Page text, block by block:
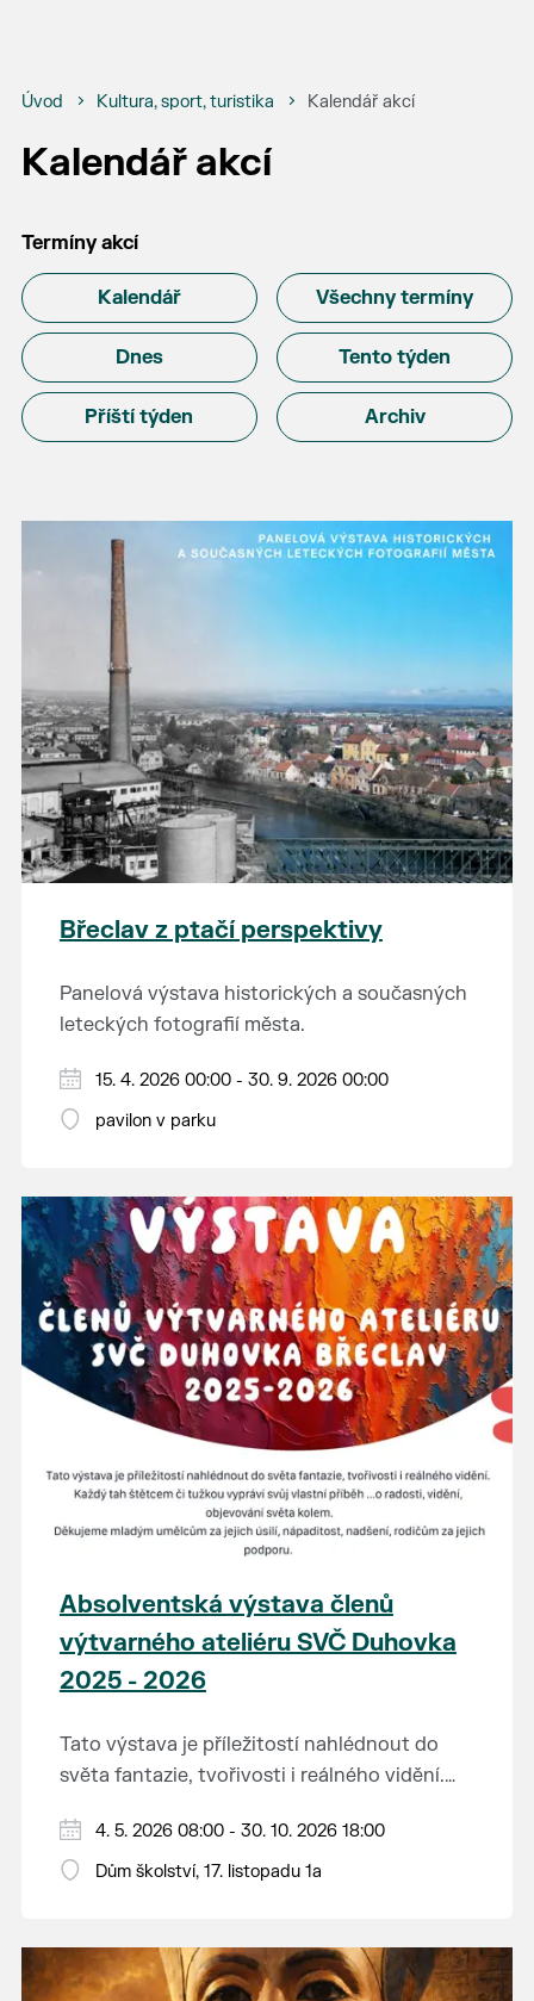
Úvod Kultura, sport, turistika Kalendář akcí
Kalendář akcí
Termíny akcí
Kalendář Všechny termíny
Dnes Tento týden
Příští týden Archiv
Břeclav z ptačí perspektivy
Panelová výstava historických a současných
leteckých fotografií města.
15. 4. 2026 00:00 - 30. 9. 2026 00:00
pavilon v parku
Absolventská výstava členů
výtvarného ateliéru SVČ Duhovka
2025 - 2026
Tato výstava je příležitostí nahlédnout do
světa fantazie, tvořivosti i reálného vidění.
vlastní příběh... o radosti, vidění, objevování
světa kolem.
Děkujeme mladým umělcům za jejich úsilí,
nápaditost, nadšení, rodičům za jejich
inspirují a překvapí svou upřímností.
4. 5. 2026 08:00 - 30. 10. 2026 18:00
Dům školství, 17. listopadu 1a